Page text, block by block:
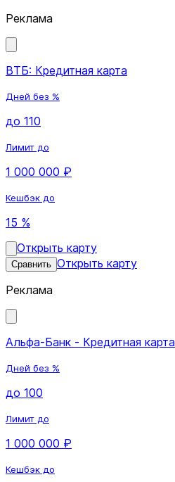
Реклама
ВТБ: Кредитная карта
Дней без %
до 110
Лимит до
1 000 000 ₽
Кешбэк до
15 %
Открыть карту
Сравнить Открыть карту
Реклама
Альфа-Банк - Кредитная карта
Дней без %
до 100
Лимит до
1 000 000 ₽
Кешбэк до